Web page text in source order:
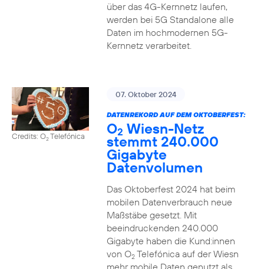
über das 4G-Kernnetz laufen,
werden bei 5G Standalone alle
Daten im hochmodernen 5G-
Kernnetz verarbeitet.
Credits: O2Telefónica
07. Oktober 2024
DATENREKORD AUF DEM OKTOBERFEST:
O2 Wiesn-Netz
stemmt 240.000
Gigabyte
Datenvolumen
Das Oktoberfest 2024 hat beim
mobilen Datenverbrauch neue
Maßstäbe gesetzt. Mit
beeindruckenden 240.000
Gigabyte haben die Kund:innen
von O2Telefónica auf der Wiesn
mehr mobile Daten genutzt als